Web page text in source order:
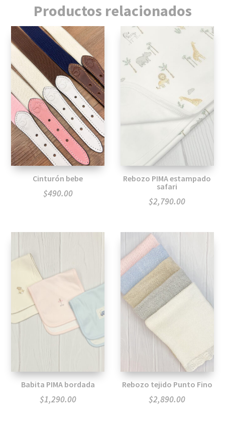
Productos relacionados
Cinturón bebe
$490.00
Rebozo PIMA estampado
safari
$2,790.00
Babita PIMA bordada
$1,290.00
Rebozo tejido Punto Fino
$2,890.00